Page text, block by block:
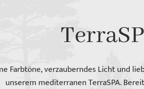
Farbtöne, verzauberndes Licht und
unserem mediterranen TerraSPA.